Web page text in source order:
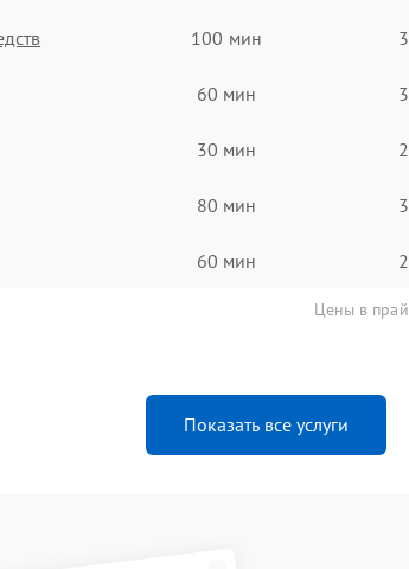
100 мин
60 мин
30 мин
80 мин
60 мин
Цены в
Показать все услуги